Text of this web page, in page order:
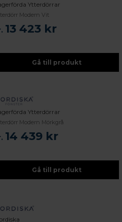
djup kompetens.
Ytterdörrar
Modern Vit
13 423 kr
Gå till produkt
Ytterdörrar
Modern Mörkgrå
14 439 kr
Gå till produkt